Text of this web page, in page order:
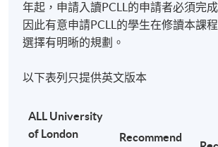
詳情
COML9033
公
司
法
2026 年
11 月24
如果你想於2026/27學年報讀
年起，申請入讀PCLL的申請者必須完
因此有意申請PCLL的學生在修讀本課
選擇有明晰的規劃。
以下表列只提供英文版本
ALL University
of London
Recommend